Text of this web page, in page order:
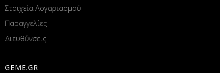
Στοιχεία Λογαριασμού
Παραγγελίες
Διευθύνσεις
GEME.GR